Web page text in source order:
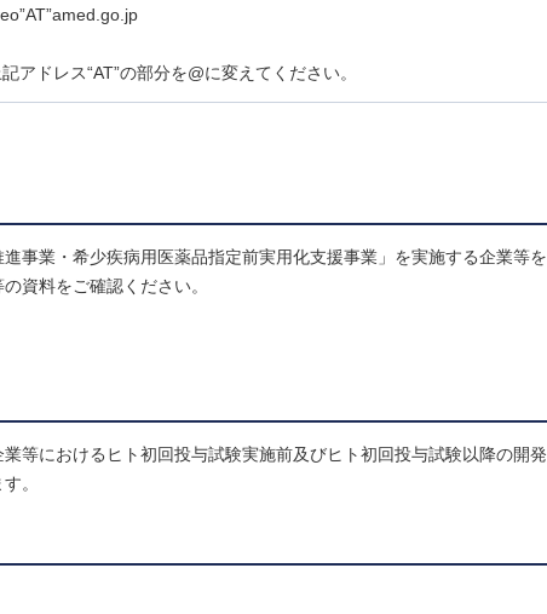
アドレス“AT”の部分を@に変えてください。
事業・希少疾病用医薬品指定前実用化支援事業」を実施する企業等
資料をご確認ください。
等におけるヒト初回投与試験実施前及びヒト初回投与試験以降の開
。